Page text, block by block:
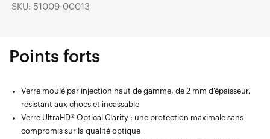
SKU: 51009-00013
Points forts
Verre moulé par injection haut de gamme, de 2 mm d'épaisseur,
résistant aux chocs et incassable
Verre UltraHD® Optical Clarity : une protection maximale sans
compromis sur la qualité optique